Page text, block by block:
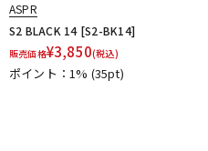
ASPR
S2 BLACK 14 [S2-BK14]
販売価格¥3,850(税込)
ポイント：1% (35pt)